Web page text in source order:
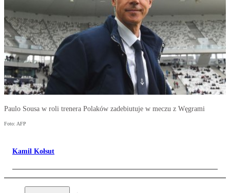
Paulo Sousa w roli trenera Polaków zadebiutuje w meczu z Węgrami
Foto: AFP
Kamil Kołsut